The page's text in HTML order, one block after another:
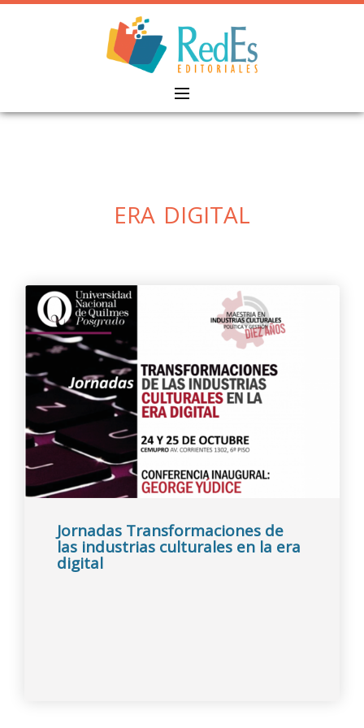
Skip
era digital
Jornadas Transformaciones de
las industrias culturales en la era
digital